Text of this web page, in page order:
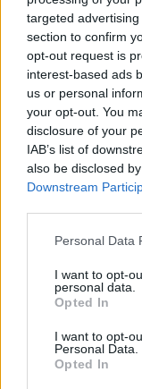
targeted
section to confirm
opt-out request is
interest-based ads
us or personal
your opt-out. You
disclosure of your
IAB’s list of
also be disclosed
Downstream
Please note that
not limited to your
grant or deny
use your data for
consent section.
Personal Data
I want to opt-
personal data.
Opted In
I want to opt-
Personal Data.
Opted In
került képbe
„A hírek szerint
segítségével
Egyelőre
vezettek
hozzátéve,